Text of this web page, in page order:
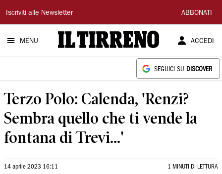
Il
Tirreno
Iscriviti alle Newsletter ABBONATI
MENU ACCEDI
SEGUICI SU DISCOVER
Terzo Polo: Calenda, 'Renzi?
Sembra quello che ti vende la
fontana di Trevi...'
14 aprile 2023 16:11 1 MINUTI DI LETTURA